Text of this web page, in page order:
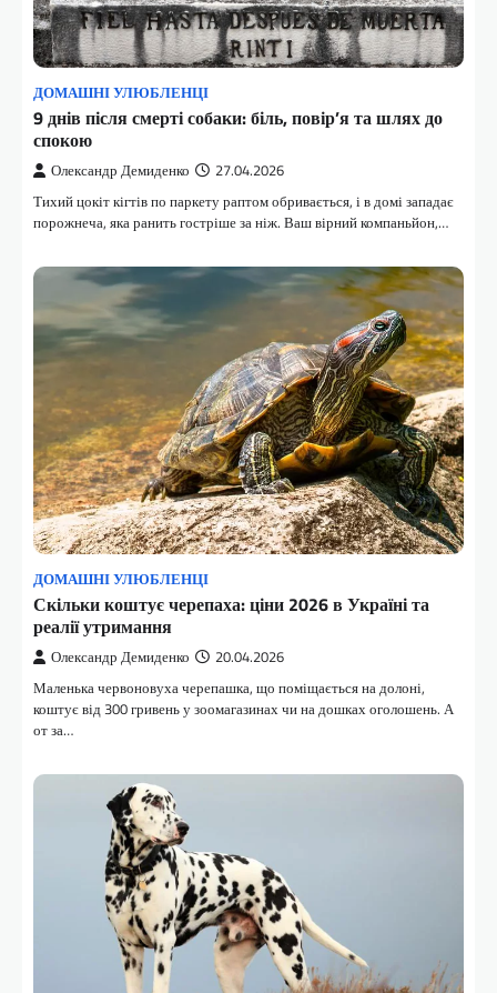
ДОМАШНІ УЛЮБЛЕНЦІ
9 днів після смерті собаки: біль, повір’я та шлях до
спокою
Олександр Демиденко 27.04.2026
Тихий цокіт кігтів по паркету раптом обривається, і в домі западає
порожнеча, яка ранить гостріше за ніж. Ваш вірний компаньйон,…
ДОМАШНІ УЛЮБЛЕНЦІ
Скільки коштує черепаха: ціни 2026 в Україні та
реалії утримання
Олександр Демиденко 20.04.2026
Маленька червоновуха черепашка, що поміщається на долоні,
коштує від 300 гривень у зоомагазинах чи на дошках оголошень. А
от за…